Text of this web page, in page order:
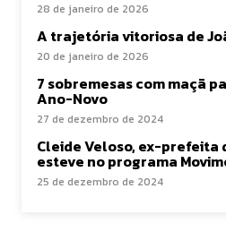
28 de janeiro de 2026
A trajetória vitoriosa de
20 de janeiro de 2026
7 sobremesas com maçã
Ano-Novo
27 de dezembro de 2024
Cleide Veloso, ex-prefeita
esteve no programa
25 de dezembro de 2024